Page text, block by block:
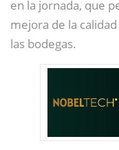
en la jornada, que
mejora de la
las bodegas.